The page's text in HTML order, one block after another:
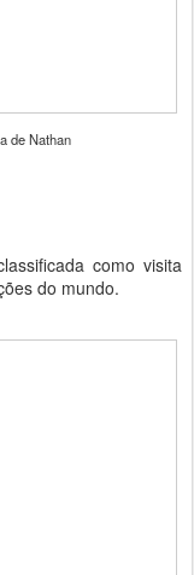
de Nathan
como visita
do mundo.